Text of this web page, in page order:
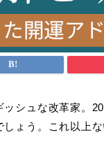
シュな改革家。
ょう。これ以上